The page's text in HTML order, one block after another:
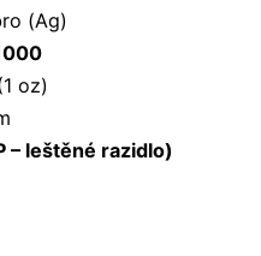
(Ag)
oz)
– leštěné razidlo)